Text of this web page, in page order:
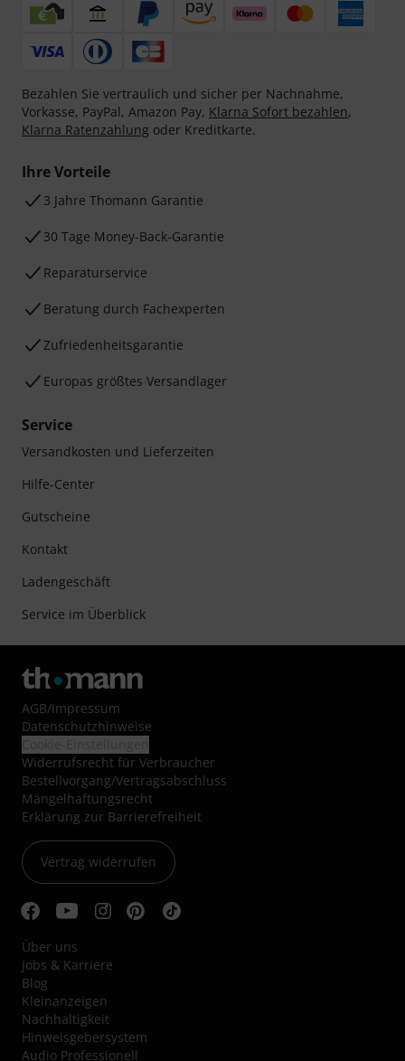
Bezahlen Sie vertraulich und sicher per Nachnahme,
Vorkasse, PayPal, Amazon Pay, Klarna Sofort bezahlen,
Klarna Ratenzahlung oder Kreditkarte.
Ihre Vorteile
3 Jahre Thomann Garantie
30 Tage Money-Back-Garantie
Reparaturservice
Beratung durch Fachexperten
Zufriedenheitsgarantie
Europas größtes Versandlager
Service
Versandkosten und Lieferzeiten
Hilfe-Center
Gutscheine
Kontakt
Ladengeschäft
Service im Überblick
AGB/Impressum
Datenschutzhinweise
Widerrufsrecht für Verbraucher
Bestellvorgang/Vertragsabschluss
Mängelhaftungsrecht
Erklärung zur Barrierefreiheit
Vertrag widerrufen
Über uns
Jobs & Karriere
Blog
Kleinanzeigen
Nachhaltigkeit
Hinweisgebersystem
Audio Professionell